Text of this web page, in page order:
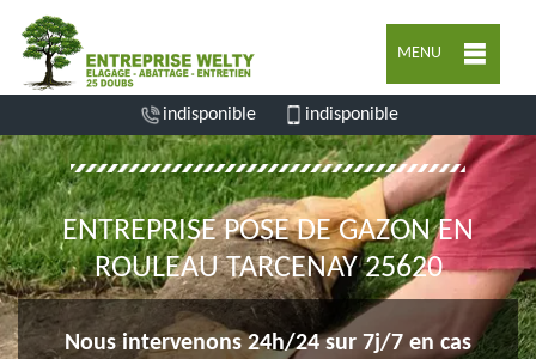
MENU
indisponible indisponible
ENTREPRISE POSE DE GAZON EN
ROULEAU TARCENAY 25620
Nous intervenons 24h/24 sur 7j/7 en cas